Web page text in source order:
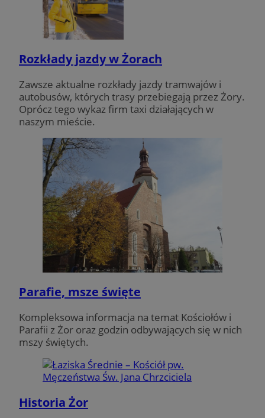
Rozkłady jazdy w Żorach
Zawsze aktualne rozkłady jazdy tramwajów i
autobusów, których trasy przebiegają przez Żory.
Oprócz tego wykaz firm taxi działających w
naszym mieście.
Parafie, msze święte
Kompleksowa informacja na temat Kościołów i
Parafii z Żor oraz godzin odbywających się w nich
mszy świętych.
Historia Żor